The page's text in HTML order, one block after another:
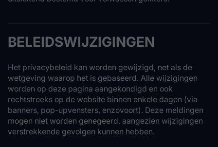
BELEIDSWIJZIGINGEN
Het privacybeleid kan worden gewijzigd, net als de
wetgeving waarop het is gebaseerd. Alle wijzigingen
worden op deze pagina aangekondigd en ook
rechtstreeks op de website binnen enkele dagen (via
banners, pop-upvensters, enzovoort). Deze meldingen
mogen niet worden genegeerd, aangezien wijzigingen
verstrekkende gevolgen kunnen hebben.